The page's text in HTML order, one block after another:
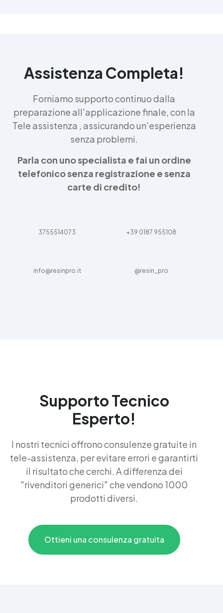
Assistenza Completa!
Forniamo supporto continuo dalla
preparazione all'applicazione finale, con la
Tele assistenza , assicurando un'esperienza
senza problemi.
Parla con uno specialista e fai un ordine
telefonico senza registrazione e senza
carte di credito!
3755514073 +39 0187 955108
info@resinpro.it @resin_pro
Supporto Tecnico
Esperto!
I nostri tecnici offrono consulenze gratuite in
tele-assistenza, per evitare errori e garantirti
il risultato che cerchi. A differenza dei
"rivenditori generici" che vendono 1000
prodotti diversi.
Ottieni una consulenza gratuita